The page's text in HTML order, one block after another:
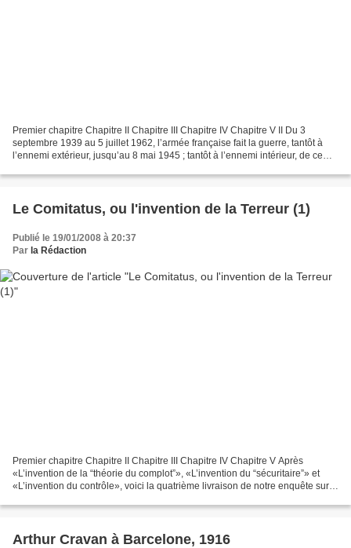
Premier chapitre Chapitre II Chapitre III Chapitre IV Chapitre V II Du 3
septembre 1939 au 5 juillet 1962, l’armée française fait la guerre, tantôt à
l’ennemi extérieur, jusqu’au 8 mai 1945 ; tantôt à l’ennemi intérieur, de ce
Le Comitatus, ou l'invention de la Terreur (1)
Publié le 19/01/2008 à 20:37
Par la Rédaction
Premier chapitre Chapitre II Chapitre III Chapitre IV Chapitre V Après
«L’invention de la “théorie du complot”», «L’invention du “sécuritaire”» et
«L’invention du contrôle», voici la quatrième livraison de notre enquête sur
Arthur Cravan à Barcelone, 1916